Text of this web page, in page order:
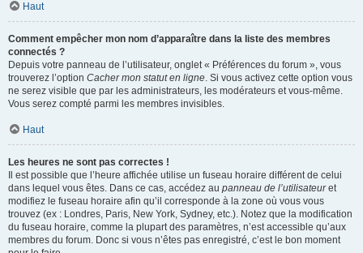
Haut
Comment empêcher mon nom d’apparaître dans la liste des membres
connectés ?
Depuis votre panneau de l’utilisateur, onglet « Préférences du forum », vous
trouverez l’option Cacher mon statut en ligne. Si vous activez cette option vous
ne serez visible que par les administrateurs, les modérateurs et vous-même.
Vous serez compté parmi les membres invisibles.
Haut
Les heures ne sont pas correctes !
Il est possible que l’heure affichée utilise un fuseau horaire différent de celui
dans lequel vous êtes. Dans ce cas, accédez au panneau de l’utilisateuret
modifiez le fuseau horaire afin qu’il corresponde à la zone où vous vous
trouvez (ex : Londres, Paris, New York, Sydney, etc.). Notez que la modification
du fuseau horaire, comme la plupart des paramètres, n’est accessible qu’aux
membres du forum. Donc si vous n’êtes pas enregistré, c’est le bon moment